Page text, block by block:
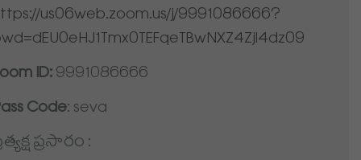
us06web.zoom.us/j/9991086666?
ID:9991086666
Code: seva
ప్రసారం :